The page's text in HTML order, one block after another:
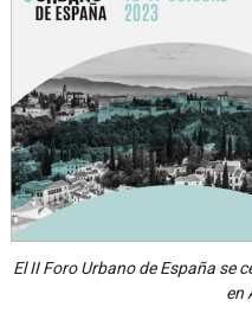
El II Foro Urbano de España se
en